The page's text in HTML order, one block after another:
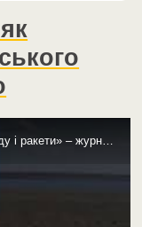
«Пеньки дерев колишнього колгоспного саду і ракети» – журналіст показав, як виглядає дно Каховського водосховища